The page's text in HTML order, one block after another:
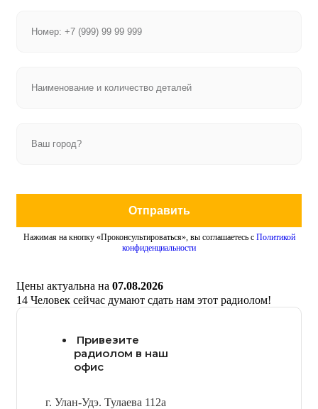
Отправить
Нажимая на кнопку «Проконсультироваться», вы соглашаетесь с Политикой
конфиденциальности
Цены актуальна на 07.08.2026
14 Человек сейчас думают сдать нам этот радиолом!
Привезите
радиолом в наш
офис
г. Улан-Удэ. Тулаева 112а